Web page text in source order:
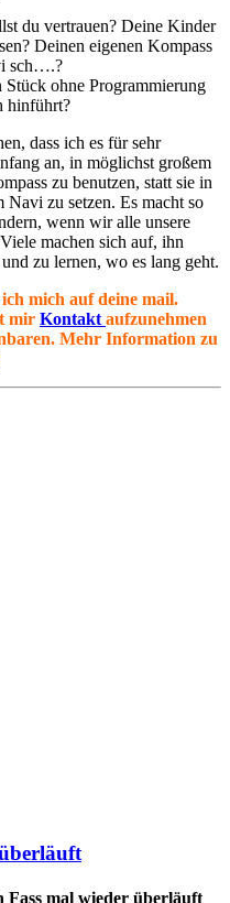
du vertrauen? Deine Kinder
Deinen eigenen Kompass
sch….?
ohne Programmierung
hinführt?
dass ich es für sehr
an, in möglichst großem
zu benutzen, statt sie in
zu setzen. Es macht so
wenn wir alle unsere
machen sich auf, ihn
zu lernen, wo es lang geht.
mich auf deine mail.
mir Kontaktaufzunehmen
Mehr Information zu
Fass mal wieder überläuft